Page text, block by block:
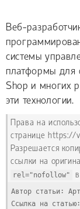
Веб-
системы
платформы для
Shop и многих
эти технологии.
Права на
странице
Разрешается
ссылки на
rel="nofollow"
Автор статьи:
Ссылка на